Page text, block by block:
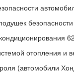
62
отопления и
(автомобили